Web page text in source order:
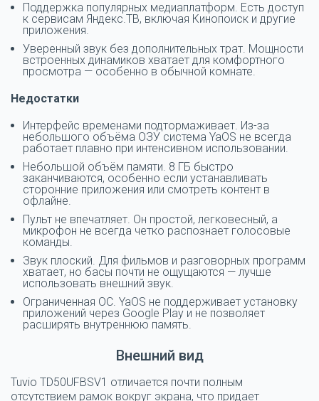
Поддержка популярных медиаплатформ. Есть доступ
к сервисам Яндекс.ТВ, включая Кинопоиск и другие
приложения.
Уверенный звук без дополнительных трат. Мощности
встроенных динамиков хватает для комфортного
просмотра — особенно в обычной комнате.
Недостатки
Интерфейс временами подтормаживает. Из-за
небольшого объёма ОЗУ система YaOS не всегда
работает плавно при интенсивном использовании.
Небольшой объём памяти. 8 ГБ быстро
заканчиваются, особенно если устанавливать
сторонние приложения или смотреть контент в
офлайне.
Пульт не впечатляет. Он простой, легковесный, а
микрофон не всегда четко распознает голосовые
команды.
Звук плоский. Для фильмов и разговорных программ
хватает, но басы почти не ощущаются — лучше
использовать внешний звук.
Ограниченная ОС. YaOS не поддерживает установку
приложений через Google Play и не позволяет
расширять внутреннюю память.
Внешний вид
Tuvio TD50UFBSV1 отличается почти полным
отсутствием рамок вокруг экрана, что придает